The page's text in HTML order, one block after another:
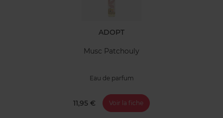
ADOPT
Musc Patchouly
Eau de parfum
11,95 € Voir la fiche